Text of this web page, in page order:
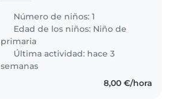
Número de niños: 1
Edad de los niños: Niño de
primaria
Última actividad: hace 3
semanas
8,00 €/hora